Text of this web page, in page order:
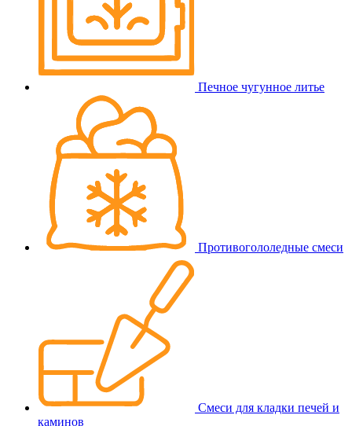
Печное чугунное литье
Противогололедные смеси
Смеси для кладки печей и
каминов